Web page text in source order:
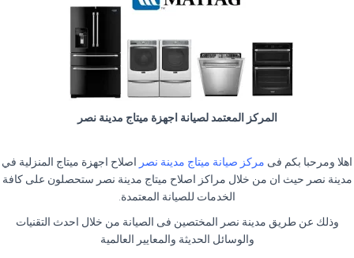
المركز المعتمد لصيانة اجهزة ميتاج مدينة نصر
اهلا ومرحبا بكم فى مركز صيانة ميتاج مدينة نصر اصلاح اجهزة ميتاج المنزلية في
مدينة نصر حيث ان من خلال مراكز اصلاح ميتاج مدينة نصر ستحصلون على كافة
الخدمات للصيانة المعتمدة.
وذلك عن طريق مدينة نصر المختصين فى الصيانة من خلال احدث التقنيات
والوسائل الحديثة والمعايير العالمية